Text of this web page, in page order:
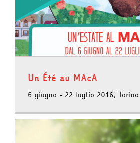
Un Été au MAcA
6 giugno - 22 luglio 2016, Torino